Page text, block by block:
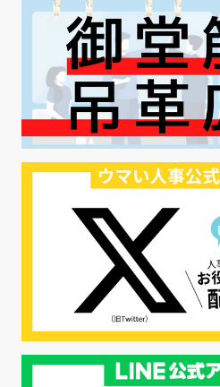
#AI活用 #職場
#早期退職
#ハラスメント対策
#リクルーター制度
#歩留まり改善 #
#採用CX #学内セミナー
#転職ファストパス
#エシカル採用
#メンタルヘルス
#年間採用 #応募数の